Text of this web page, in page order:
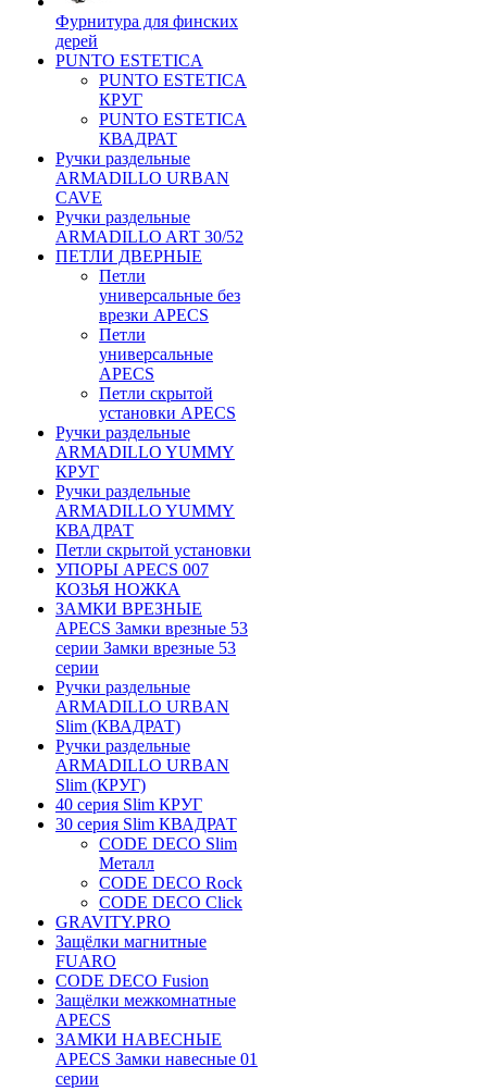
Фурнитура для финских
дерей
PUNTO ESTETICA
PUNTO ESTETICA
КРУГ
PUNTO ESTETICA
КВАДРАТ
Ручки раздельные
ARMADILLO URBAN
CAVE
Ручки раздельные
ARMADILLO ART 30/52
ПЕТЛИ ДВЕРНЫЕ
Петли
универсальные без
врезки APECS
Петли
универсальные
APECS
Петли скрытой
установки APECS
Ручки раздельные
ARMADILLO YUMMY
КРУГ
Ручки раздельные
ARMADILLO YUMMY
КВАДРАТ
Петли скрытой установки
УПОРЫ APECS 007
КОЗЬЯ НОЖКА
ЗАМКИ ВРЕЗНЫЕ
APECS Замки врезные 53
серии Замки врезные 53
серии
Ручки раздельные
ARMADILLO URBAN
Slim (КВАДРАТ)
Ручки раздельные
ARMADILLO URBAN
Slim (КРУГ)
40 серия Slim КРУГ
30 серия Slim КВАДРАТ
CODE DECO Slim
Металл
CODE DECO Rock
CODE DECO Click
GRAVITY.PRO
Защёлки магнитные
FUARO
CODE DECO Fusion
Защёлки межкомнатные
APECS
ЗАМКИ НАВЕСНЫЕ
APECS Замки навесные 01
серии